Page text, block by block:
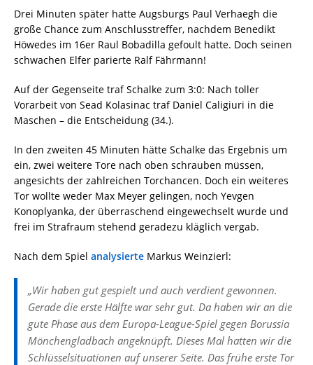
Drei Minuten später hatte Augsburgs Paul Verhaegh die
große Chance zum Anschlusstreffer, nachdem Benedikt
Höwedes im 16er Raul Bobadilla gefoult hatte. Doch seinen
schwachen Elfer parierte Ralf Fährmann!
Auf der Gegenseite traf Schalke zum 3:0: Nach toller
Vorarbeit von Sead Kolasinac traf Daniel Caligiuri in die
Maschen – die Entscheidung (34.).
In den zweiten 45 Minuten hätte Schalke das Ergebnis um
ein, zwei weitere Tore nach oben schrauben müssen,
angesichts der zahlreichen Torchancen. Doch ein weiteres
Tor wollte weder Max Meyer gelingen, noch Yevgen
Konoplyanka, der überraschend eingewechselt wurde und
frei im Strafraum stehend geradezu kläglich vergab.
Nach dem Spiel analysierte Markus Weinzierl:
„Wir haben gut gespielt und auch verdient gewonnen.
Gerade die erste Hälfte war sehr gut. Da haben wir an die
gute Phase aus dem Europa-League-Spiel gegen Borussia
Mönchengladbach angeknüpft. Dieses Mal hatten wir die
Schlüsselsituationen auf unserer Seite. Das frühe erste Tor